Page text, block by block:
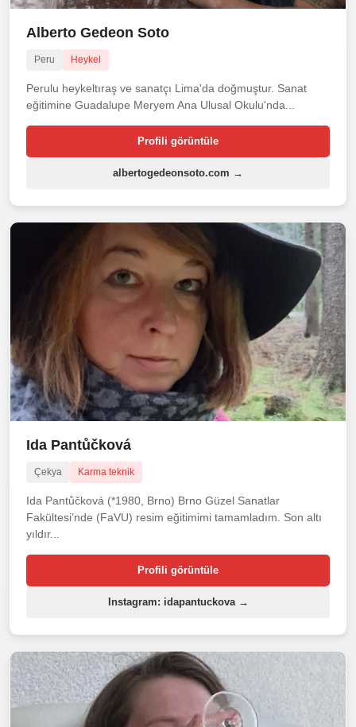
Alberto Gedeon Soto
Peru Heykel
Perulu heykeltıraş ve sanatçı Lima'da doğmuştur. Sanat
eğitimine Guadalupe Meryem Ana Ulusal Okulu'nda...
Profili görüntüle
albertogedeonsoto.com →
Ida Pantůčková
Çekya Karma teknik
Ida Pantůčková (*1980, Brno) Brno Güzel Sanatlar
Fakültesi’nde (FaVU) resim eğitimimi tamamladım. Son altı
yıldır...
Profili görüntüle
Instagram: idapantuckova →